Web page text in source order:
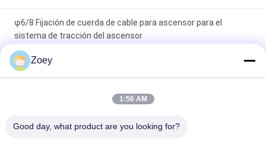
φ6/8 Fijación de cuerda de cable para ascensor para el
sistema de tracción del ascensor
Aparejo galvanizado de acero inoxidable maleable del
hardware de la instalación del clip de cuerda de alambre del
de alambre para las piezas de la elevación del pasajero
Zoey
1:56 AM
Good day, what product are you looking for?